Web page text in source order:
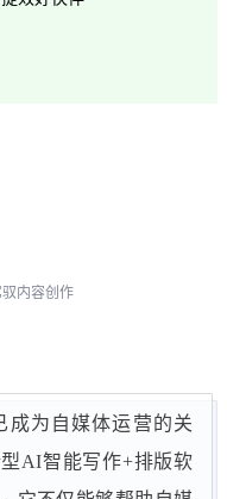
内容创作
成为自媒体运营的关
AI智能写作+排版软